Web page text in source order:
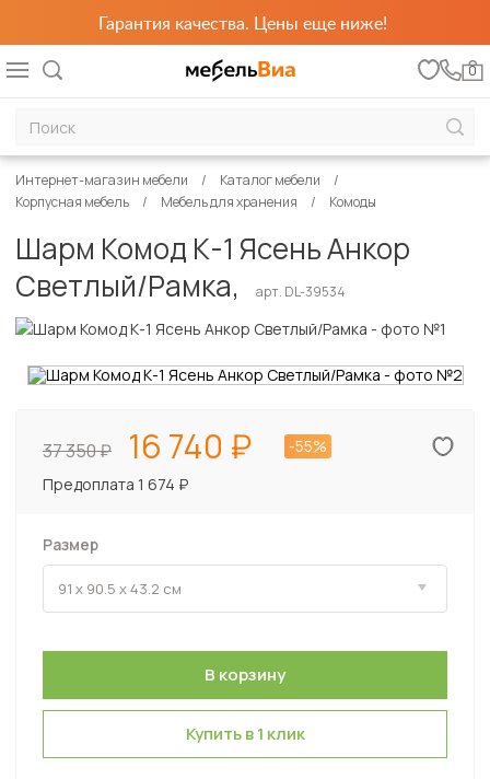
Гарантия качества. Цены еще ниже!
0
Интернет-магазин мебели
Каталог мебели
Корпусная мебель
Мебель для хранения Комоды
Шарм Комод К-1 Ясень Анкор
Светлый/Рамка,
арт. DL-39534
37 350 16 740
-55%
Предоплата 1 674 ₽
Размер
Купить в 1 клик